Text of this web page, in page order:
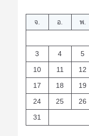
จ.
อ. พ.
3
4 5
10
11 12
17
18 19
24
25 26
31